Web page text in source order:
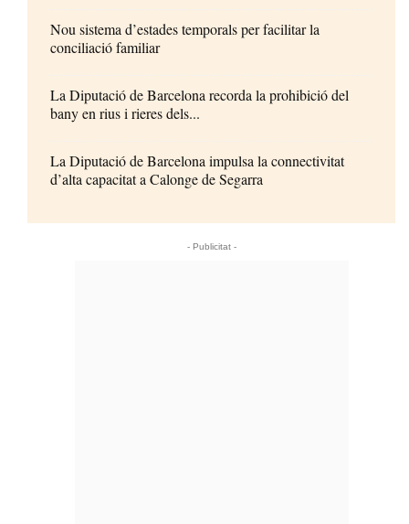
Nou sistema d’estades temporals per facilitar la
conciliació familiar
La Diputació de Barcelona recorda la prohibició del
bany en rius i rieres dels...
La Diputació de Barcelona impulsa la connectivitat
d’alta capacitat a Calonge de Segarra
- Publicitat -